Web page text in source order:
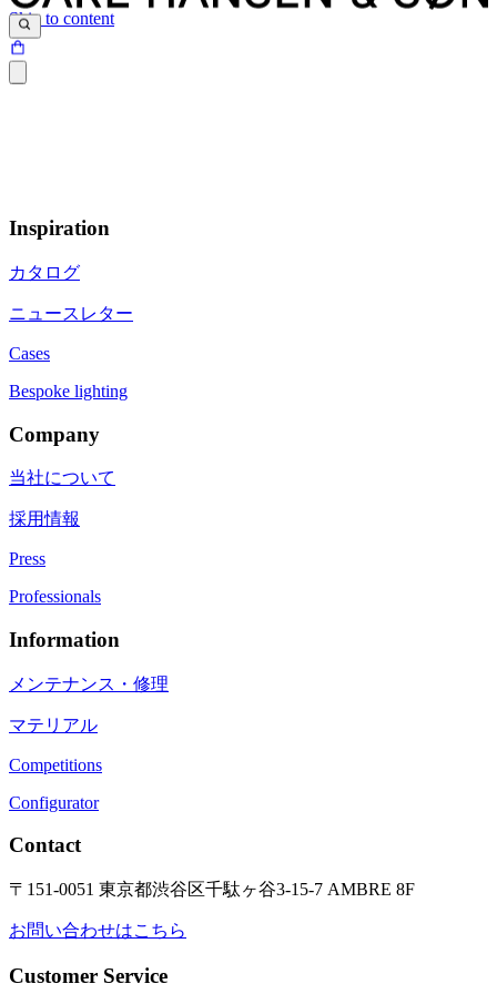
Skip to content
Inspiration
カタログ
ニュースレター
Cases
Bespoke lighting
Company
当社について
採用情報
Press
Professionals
Information
メンテナンス・修理
マテリアル
Competitions
Configurator
Contact
〒151-0051 東京都渋谷区千駄ヶ谷3-15-7 AMBRE 8F
お問い合わせはこちら
Customer Service